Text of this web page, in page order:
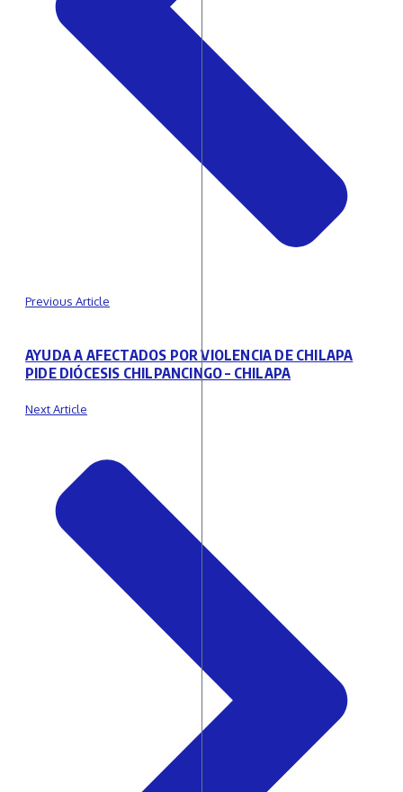
Previous Article
AYUDA A AFECTADOS POR VIOLENCIA DE CHILAPA
PIDE DIÓCESIS CHILPANCINGO – CHILAPA
Next Article